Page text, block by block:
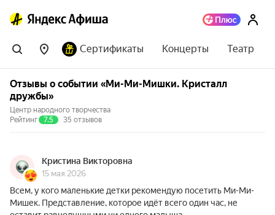
Сертификаты Концерты Театр
Отзывы о событии «Ми-Ми-Мишки. Кристалл
дружбы»
Центр народного творчества
Рейтинг
7.5 35 отзывов
Кристина Викторовна
15 мая 2026
Всем, у кого маленькие детки рекомендую посетить Ми-Ми-
Мишек. Представление, которое идёт всего один час, не